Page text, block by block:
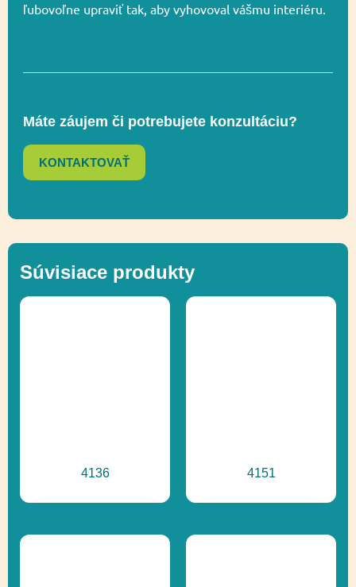
Funkčnosť
integrácia,
Ďalšie informácie
ľubovoľne upraviť tak, aby vyhovoval vášmu interiéru.
Máte záujem či potrebujete konzultáciu?
KONTAKTOVAŤ
Súvisiace produkty
4136 4151